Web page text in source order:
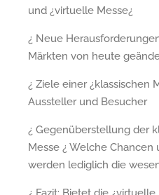
und ¿virtuelle Messe¿
¿ Neue
Märkten von heute
¿ Ziele einer ¿klassischen
Aussteller und Besucher
¿ Gegenüberstellung der
Messe ¿ Welche Chancen
werden lediglich die